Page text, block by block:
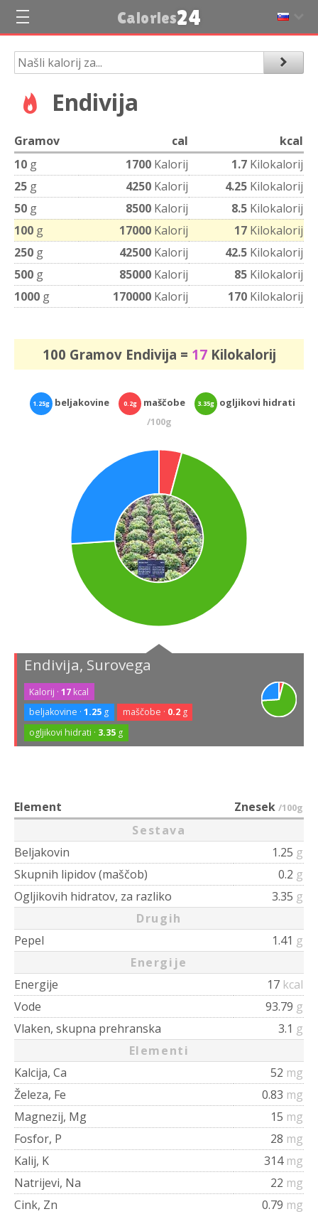
Calories24
Endivija
Gramov cal
kcal
10 g 1700 Kalorij 1.7 Kilokalorij
25 g 4250 Kalorij 4.25 Kilokalorij
50 g 8500 Kalorij 8.5 Kilokalorij
100 g 17000 Kalorij 17 Kilokalorij
250 g 42500 Kalorij 42.5 Kilokalorij
500 g 85000 Kalorij 85 Kilokalorij
1000 g 170000 Kalorij 170 Kilokalorij
100 Gramov Endivija = 17Kilokalorij
1.25g beljakovine 0.2g maščobe 3.35g
ogljikovi hidrati
/100g
Endivija, Surovega
Kalorij ·17 kcal
beljakovine ·1.25 g maščobe · 0.2g
ogljikovi hidrati · 3.35 g
Element Znesek /100g
Sestava
Beljakovin
1.25 g
Skupnih lipidov (maščob)
0.2 g
Ogljikovih hidratov, za razliko
3.35 g
Drugih
Pepel
1.41 g
Energije
Energije
17 kcal
Vode
93.79 g
Vlaken, skupna prehranska
3.1 g
Elementi
Kalcija, Ca
52 mg
Železa, Fe
0.83 mg
Magnezij, Mg
15 mg
Fosfor, P
28 mg
Kalij, K
314 mg
Natrijevi, Na
22 mg
Cink, Zn
0.79 mg